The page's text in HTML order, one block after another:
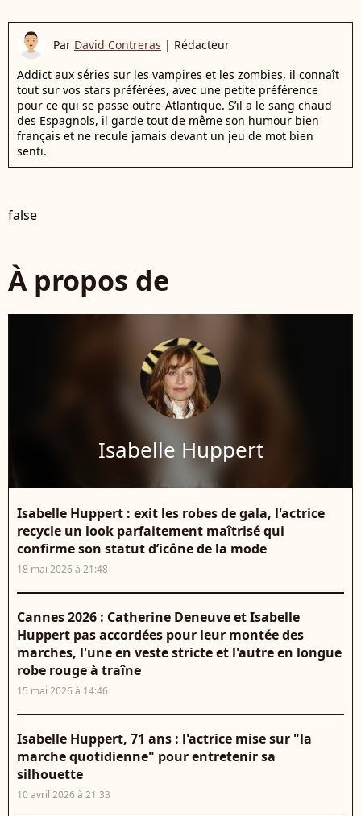
Par David Contreras | Rédacteur
Addict aux séries sur les vampires et les zombies, il connaît
tout sur vos stars préférées, avec une petite préférence
pour ce qui se passe outre-Atlantique. S’il a le sang chaud
des Espagnols, il garde tout de même son humour bien
français et ne recule jamais devant un jeu de mot bien
senti.
false
À propos de
Isabelle Huppert
Isabelle Huppert : exit les robes de gala, l'actrice
recycle un look parfaitement maîtrisé qui
confirme son statut d’icône de la mode
18 mai 2026 à 21:48
Cannes 2026 : Catherine Deneuve et Isabelle
Huppert pas accordées pour leur montée des
marches, l'une en veste stricte et l'autre en longue
robe rouge à traîne
15 mai 2026 à 14:46
Isabelle Huppert, 71 ans : l'actrice mise sur "la
marche quotidienne" pour entretenir sa
silhouette
10 avril 2026 à 21:33